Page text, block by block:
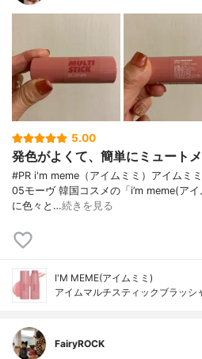
5.00
発色がよくて、簡単にミュート
#PR i'm meme（アイムミミ）アイムミ
05モーヴ 韓国コスメの「i’m meme(ア
に色々と…続きを見る
I'M MEME(アイムミミ)
アイムマルチスティックブラッシ
FairyROCK